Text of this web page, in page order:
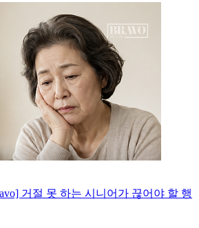
거절 못 하는 시니어가 끊어야 할 행